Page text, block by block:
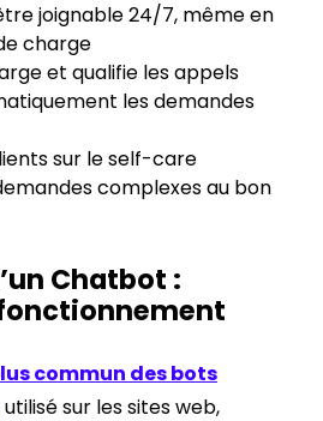
joignable 24/7, même en
charge
et qualifie les appels
les demandes
sur le self-care
complexes au bon
Chatbot :
commun des bots
utilisé sur les sites web,